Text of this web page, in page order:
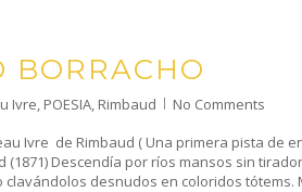
BORRACHO
Ivre, POESIA, Rimbaud
No Comments
Ivre de Rimbaud ( Una primera pista de
(1871) Descendía por ríos mansos sin
desnudos en coloridos tótems.